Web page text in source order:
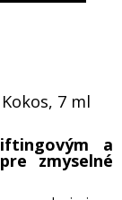
7 ml
a
zmyselné